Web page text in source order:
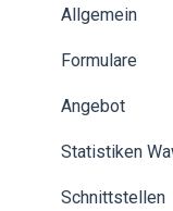
Zahlung
Statistiken
Schnittstellen
Datev
Kreditkunden
Debitor
Formulare
Einrichtung
Allgemein
Formulare
Angebot
Statistiken
Schnittstellen